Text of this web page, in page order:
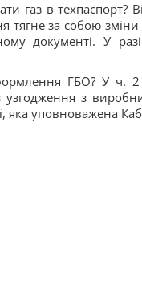
газ в техпаспорт?
за собою
документі. У
ГБО? У
з
яка уповноважена